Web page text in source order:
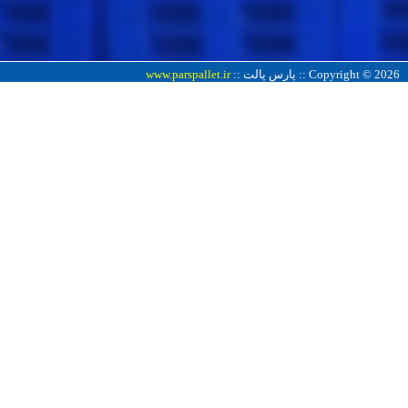
Copyright © 2026 :: پارس پالت :: www.parspallet.ir